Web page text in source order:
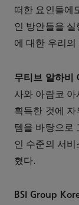
떠한 요인들에
인 방안들을
에 대한 우리
무티브 알하비
사와 아람코
획득한 것에
템을 바탕으로
인 수준의 서
혔다.
BSI Group